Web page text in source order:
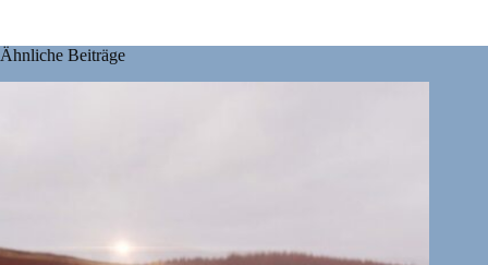
Ähnliche Beiträge